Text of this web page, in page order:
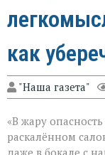
как
"Наша газета"
«В жару
раскалённом